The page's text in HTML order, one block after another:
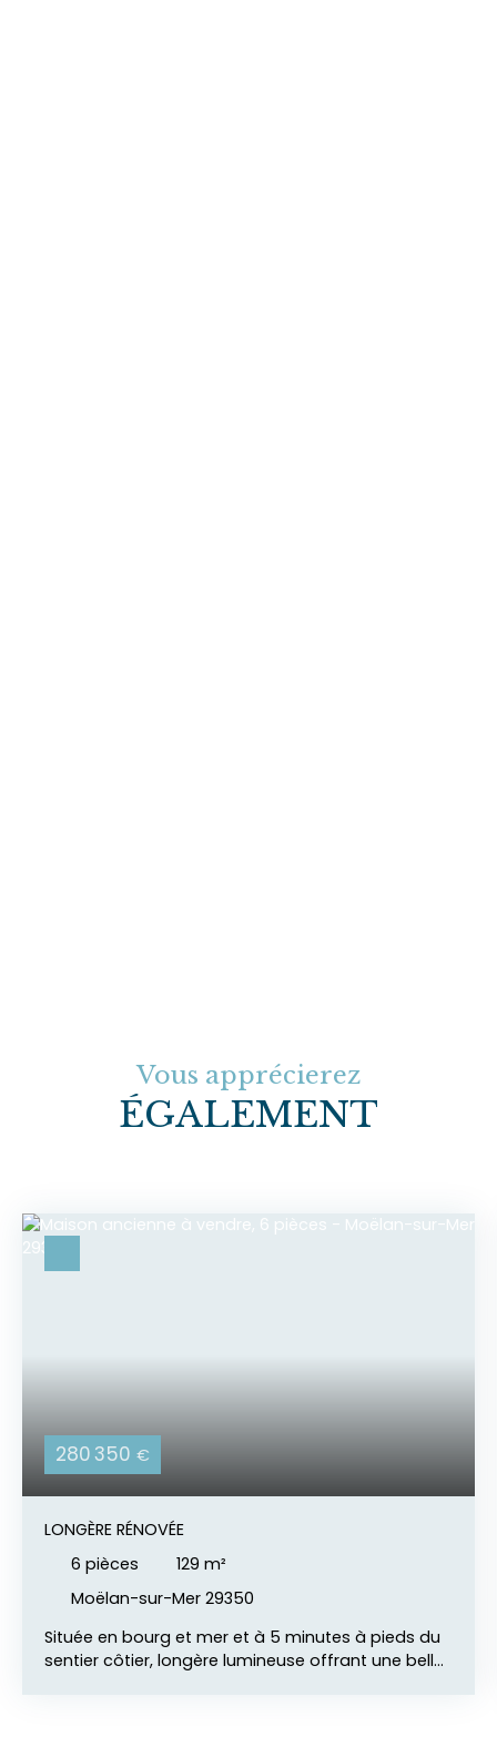
Vous apprécierez
ÉGALEMENT
280 350 €
LONGÈRE RÉNOVÉE
6 pièces 129 m²
Moëlan-sur-Mer 29350
Située en bourg et mer et à 5 minutes à pieds du
sentier côtier, longère lumineuse offrant une belle